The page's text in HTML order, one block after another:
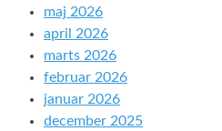
maj 2026
april 2026
marts 2026
februar 2026
januar 2026
december 2025